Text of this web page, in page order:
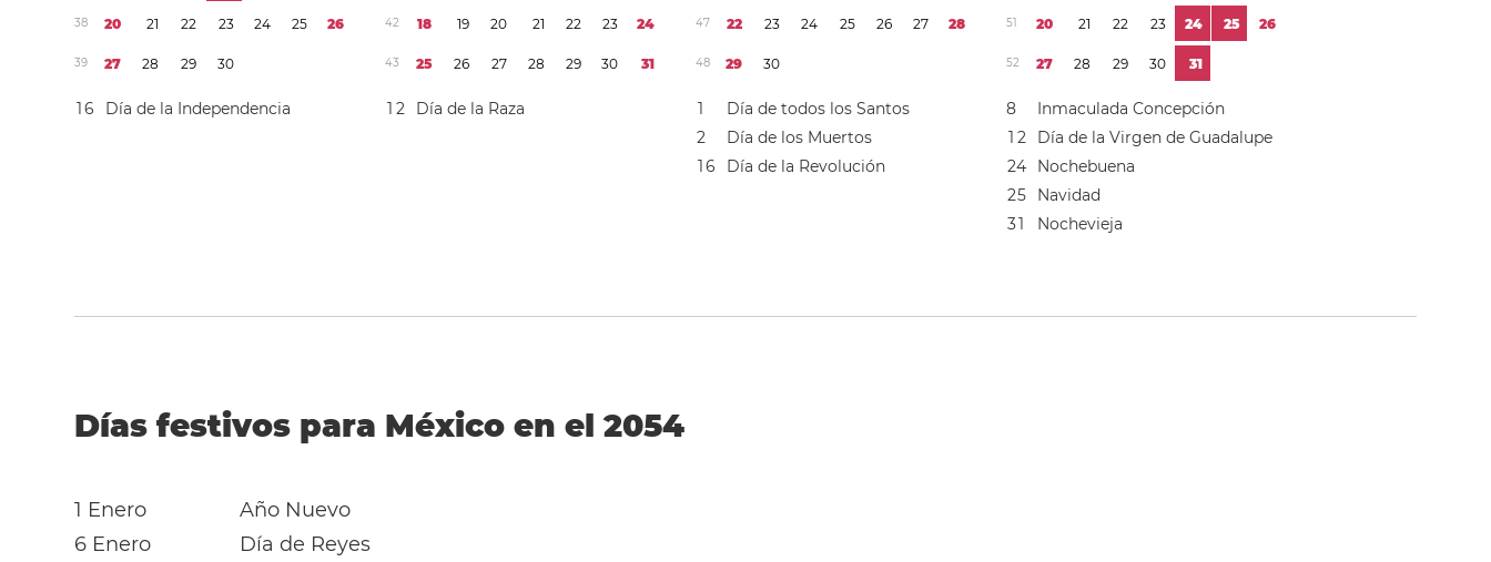
38 20 21 22 23 24 25 26
39 27 28 29 30
16 Día de la Independencia
42 18 19 20 21 22 23 24
43 25 26 27 28 29 30 31
1 2 Día de la Raza
47 22 23 24 25 26 27 28
48 29 30
1
Día de todos los Santos
2
Día de los Muertos
16 Día de la Revolución
51 20 21 22 23 24 25 26
52 27 28 29 30 31
8
Inmaculada Concepción
1 2
Día de la Virgen de Guadalupe
24
Nochebuena
25
Navidad
31 Nochevieja
Días festivos para México en el 2054
1 Enero
Año Nuevo
6 Enero
Día de Reyes